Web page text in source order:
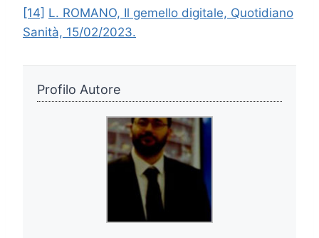
[14] L. ROMANO, Il gemello digitale, Quotidiano
Sanità, 15/02/2023.
Profilo Autore